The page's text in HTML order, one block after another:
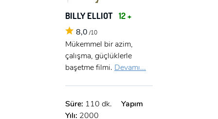
BILLY ELLIOT 12 +
8,0 /10
Mükemmel bir azim,
çalışma, güçlüklerle
başetme filmi. Devamı...
Süre: 110 dk.
Yapım
Yılı: 2000